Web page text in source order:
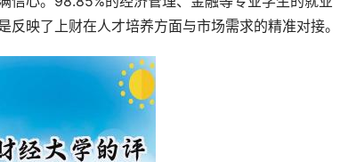
映了上财在人才培养方面与市场需求的精准对接。